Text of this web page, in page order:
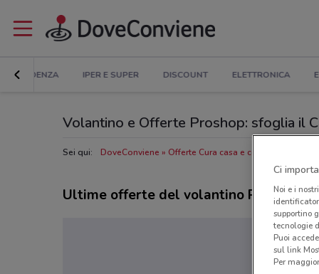
IN EVIDENZA IPER E SUPER DISCOUNT ELETTRONICA
Volantino e Offerte Proshop: sfoglia il
Sei qui: DoveConviene Offerte Cura casa e corpo nelle
Ultime offerte del volantino Proshop
Ci
Noi e i nostri
supportino
tecnologie
Puoi
sul link
Per